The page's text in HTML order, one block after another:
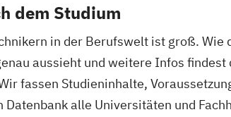
mit
dem Studium
in der Berufswelt ist groß.
aussieht und weitere Infos
fassen Studieninhalte,
alle Universitäten und